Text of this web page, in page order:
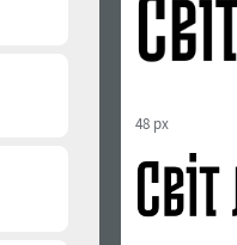
48 px